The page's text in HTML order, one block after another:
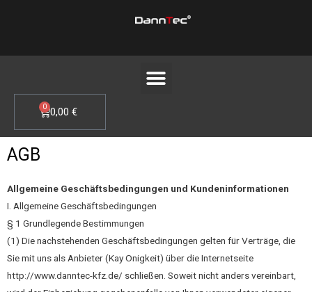
Menü
0,00 €
0 WARENKORB
AGB
Allgemeine Geschäftsbedingungen und Kundeninformationen
I. Allgemeine Geschäftsbedingungen
§ 1 Grundlegende Bestimmungen
(1) Die nachstehenden Geschäftsbedingungen gelten für Verträge, die
Sie mit uns als Anbieter (Kay Onigkeit) über die Internetseite
http://www.danntec-kfz.de/ schließen. Soweit nicht anders vereinbart,